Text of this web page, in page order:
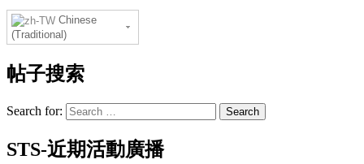
Chinese
(Traditional)
帖子搜索
Search for:
STS-近期活動廣播